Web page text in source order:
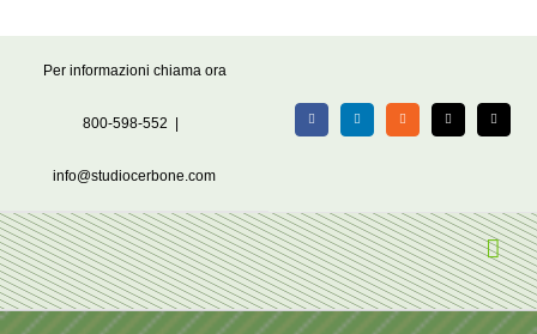
Per informazioni chiama ora
800-598-552
info@studiocerbone.com
FacebookLinkedIn Rss X Email